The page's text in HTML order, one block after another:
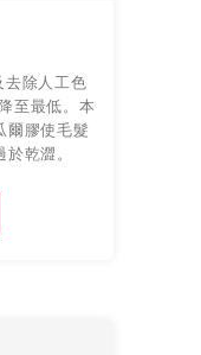
去除人工色
至最低。本
爾膠使毛髮
乾澀。